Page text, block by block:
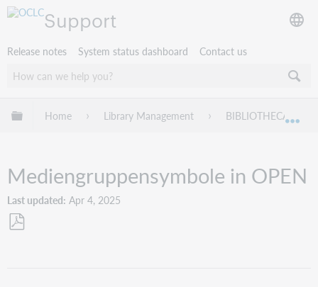
Support
Release notes System status dashboard Contact us
Expand/collapse global hierarchy
Home Library Management BIBLIOTHECA
Mediengruppensymbole in OPEN
Last updated Apr 4, 2025